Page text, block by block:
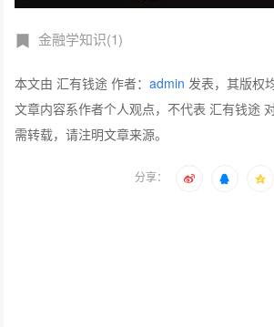
金融学知识(1)
本文由 汇有钱途 作者：admin 发表，其版权
文章内容系作者个人观点，不代表 汇有钱途
需转载，请注明文章来源。
分享：